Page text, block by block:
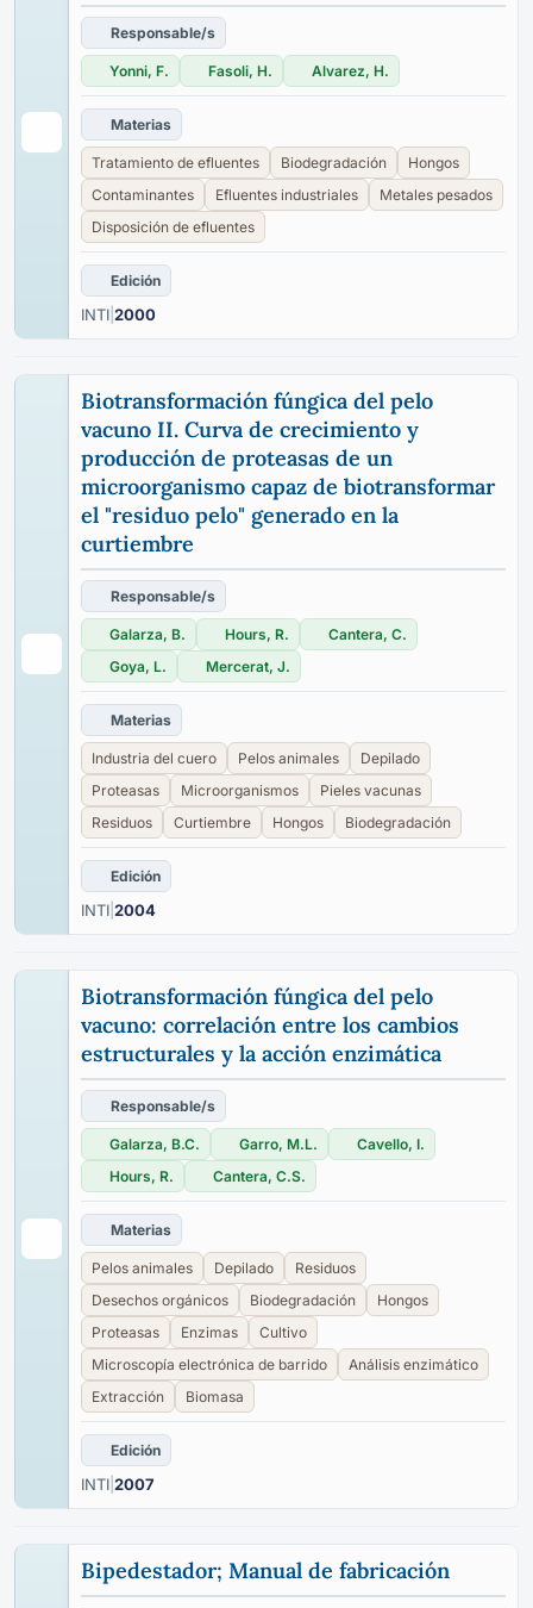
Responsable/s
Yonni, F. Fasoli, H. Alvarez, H.
Materias
Tratamiento de efluentes Biodegradación
Hongos
Contaminantes
Efluentes industriales
Metales pesados
Disposición de efluentes
Edición
INTI 2000
Biotransformación fúngica del pelo
vacuno II. Curva de crecimiento y
producción de proteasas de un
microorganismo capaz de biotransformar
el "residuo pelo" generado en la
curtiembre
Responsable/s
Galarza, B. Hours, R.
Cantera, C.
Goya, L.
Mercerat, J.
Materias
Industria del cuero Pelos animales
Depilado
Proteasas
Microorganismos
Pieles vacunas
Residuos
Curtiembre Hongos Biodegradación
Edición
INTI 2004
Biotransformación fúngica del pelo
vacuno: correlación entre los cambios
estructurales y la acción enzimática
Responsable/s
Galarza, B.C. Garro, M.L.
Cavello, I.
Hours, R.
Cantera, C.S.
Materias
Pelos animales Depilado
Residuos
Desechos orgánicos
Biodegradación
Hongos
Proteasas
Enzimas
Cultivo
Microscopía electrónica de barrido
Análisis enzimático
Extracción
Biomasa
Edición
INTI 2007
Bipedestador; Manual de fabricación